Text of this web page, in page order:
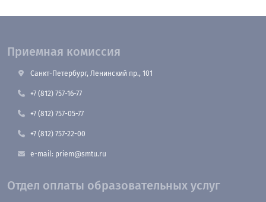
Приемная комиссия
Санкт-Петербург, Ленинский пр., 101
+7 (812) 757-16-77
+7 (812) 757-05-77
+7 (812) 757-22-00
e-mail: priem@smtu.ru
Отдел оплаты образовательных услуг